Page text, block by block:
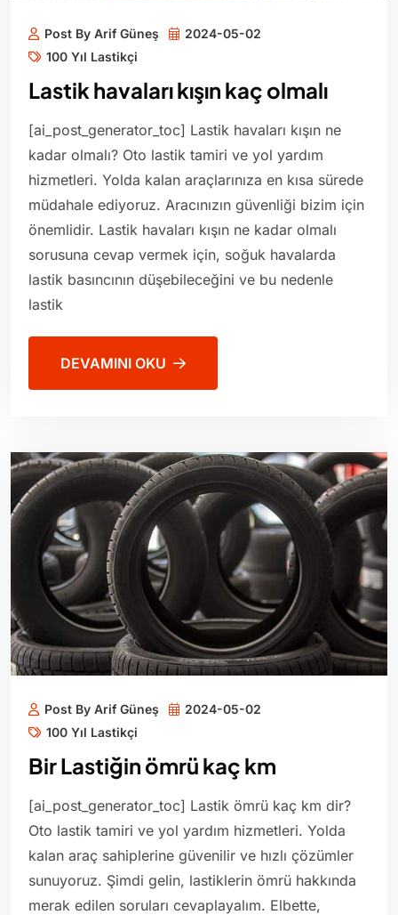
Post By Arif Güneş
2024-05-02
100 Yıl Lastikçi
Lastik havaları kışın kaç olmalı
[ai_post_generator_toc] Lastik havaları kışın ne
kadar olmalı? Oto lastik tamiri ve yol yardım
hizmetleri. Yolda kalan araçlarınıza en kısa sürede
müdahale ediyoruz. Aracınızın güvenliği bizim için
önemlidir. Lastik havaları kışın ne kadar olmalı
sorusuna cevap vermek için, soğuk havalarda
lastik basıncının düşebileceğini ve bu nedenle
lastik
DEVAMINI OKU
Post By Arif Güneş
2024-05-02
100 Yıl Lastikçi
Bir Lastiğin ömrü kaç km
[ai_post_generator_toc] Lastik ömrü kaç km dir?
Oto lastik tamiri ve yol yardım hizmetleri. Yolda
kalan araç sahiplerine güvenilir ve hızlı çözümler
sunuyoruz. Şimdi gelin, lastiklerin ömrü hakkında
merak edilen soruları cevaplayalım. Elbette,